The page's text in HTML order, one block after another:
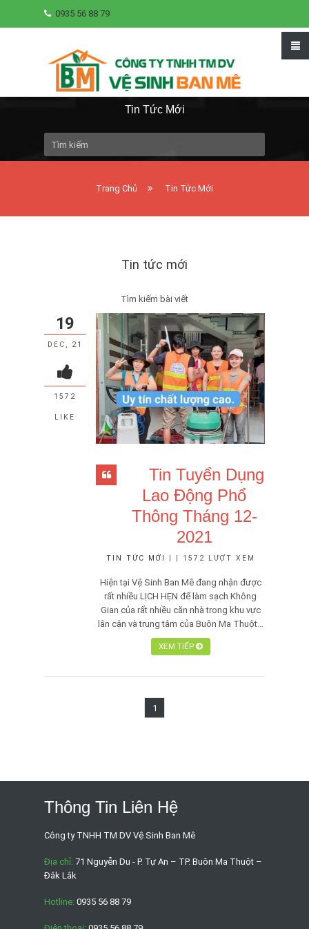
0935 56 88 79
Tin Tức Mới
Trang Chủ Tin Tức Mới
Tin tức mới
Tìm kiếm bài viết
Tin Tuyển Dụng
Lao Động Phổ
Thông Tháng 12-
2021
TIN TỨC MỚI | | 1572 LƯỢT XEM
Hiện tại Vệ Sinh Ban Mê đang nhận được
rất nhiều LỊCH HẸN để làm sạch Không
Gian của rất nhiều căn nhà trong khu vực
lân cận và trung tâm của Buôn Ma Thuột...
XEM TIẾP
19
DEC, 21
1572
LIKE
1
Thông Tin Liên Hệ
Công ty TNHH TM DV Vệ Sinh Ban Mê
Địa chỉ: 71 Nguyễn Du - P. Tự An – TP. Buôn Ma Thuột –
Đắk Lắk
Hotline: 0935 56 88 79